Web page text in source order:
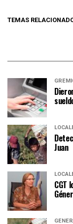
TEMAS
Juan
CGT